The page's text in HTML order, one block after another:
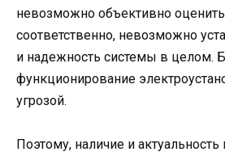
невозможно объективно оценить
соответственно, невозможно
и надежность системы в целом.
функционирование
угрозой.
Поэтому, наличие и актуальность